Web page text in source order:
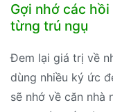
Gợi nhớ các
từng trú ngụ
Đem lại giá trị về
dùng nhiều ký ức
sẽ nhớ về căn nhà